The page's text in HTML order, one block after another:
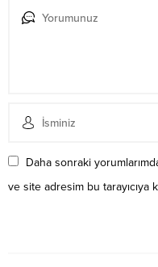
Daha sonraki
ve site adresim bu tarayıcıya